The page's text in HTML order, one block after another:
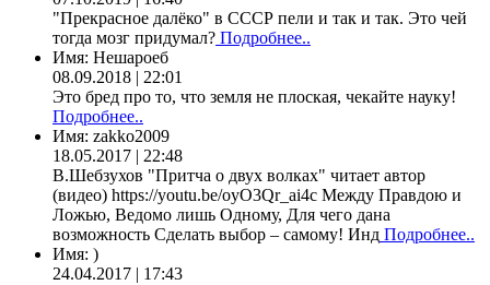
"Прекрасное далёко" в СССР пели и так и так. Это чей
тогда мозг придумал? Подробнее..
Имя: Нешароеб
08.09.2018 | 22:01
Это бред про то, что земля не плоская, чекайте науку!
Подробнее..
Имя: zakko2009
18.05.2017 | 22:48
В.Шебзухов "Притча о двух волках" читает автор
(видео) https://youtu.be/oyO3Qr_ai4c Между Правдою и
Ложью, Ведомо лишь Одному, Для чего дана
возможность Сделать выбор – самому! Инд Подробнее..
Имя: )
24.04.2017 | 17:43